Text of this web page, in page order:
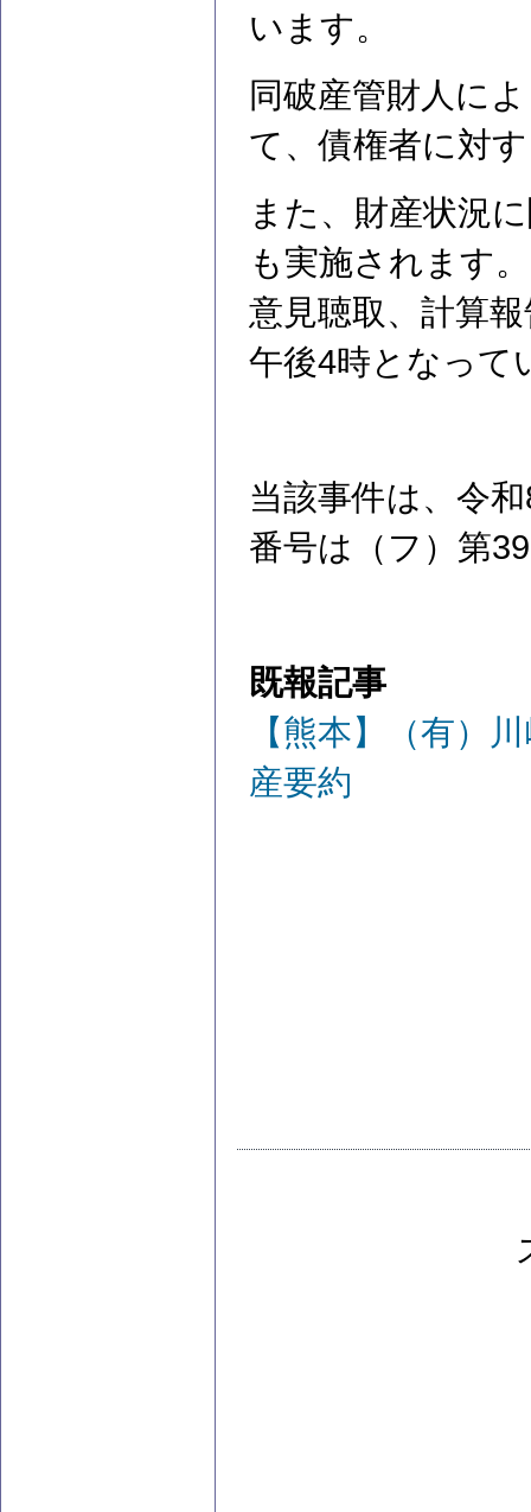
います。
同破産管財人に
て、債権者に対
また、財産状況
も実施されます
意見聴取、計算
午後4時となって
当該事件は、令
番号は（フ）第
既報記事
【熊本】（有
産要約